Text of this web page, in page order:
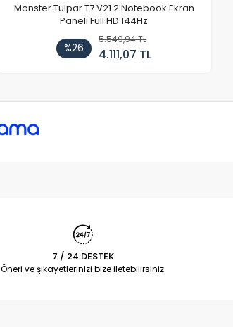
Monster Tulpar T7 V21.2 Notebook Ekran
Paneli Full HD 144Hz
%26
5.549,94 TL
4.111,07 TL
7 / 24 DESTEK
Öneri ve şikayetlerinizi bize iletebilirsiniz.